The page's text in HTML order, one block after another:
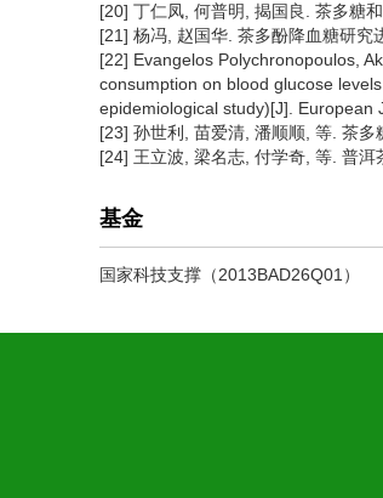
[20] 丁仁凤, 何普明, 揭国良. 茶多糖
[21] 杨冯, 赵国华. 茶多酚降血糖研究
[22] Evangelos Polychronopoulos,
consumption on blood glucose
epidemiological study)[J]. European
[23] 孙世利, 苗爱清, 潘顺顺, 等. 茶
[24] 王立波, 梁名志, 付学奇, 等. 普
基金
国家科技支撑（2013BAD26Q01）